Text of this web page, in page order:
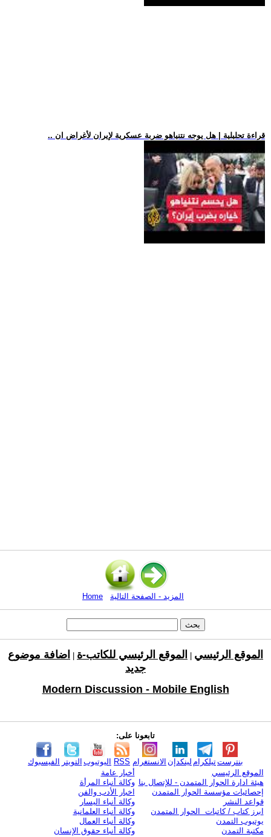
.. قراءة تحليلية | هل يوجه نتنياهو ضربة عسكرية لإيران لأغراض ان
Home المزيد - الصفحة التالية
الموقع الرئيسي الموقع الرئيسي للكاتب-ة
اضافة موضوع
جديد
Modern Discussion - Mobile English
تابعونا على:
الفيسبوك التويتر اليوتيوب RSS الانستغرام لينكدإن تيلكرامبنترست
الموقع الرئيسي
هيئة ادارة الحوار المتمدن - للإتصال بنا
إحصائيات مؤسسة الحوار المتمدن
قواعد النشر
ابرز كتاب / كاتبات الحوار المتمدن
يوتيوب التمدن
مكتبة التمدن
أخبار عامة
وكالة أنباء المرأة
اخبار الأدب والفن
وكالة أنباء اليسار
وكالة أنباء العلمانية
وكالة أنباء العمال
وكالة أنباء حقوق الإنسان